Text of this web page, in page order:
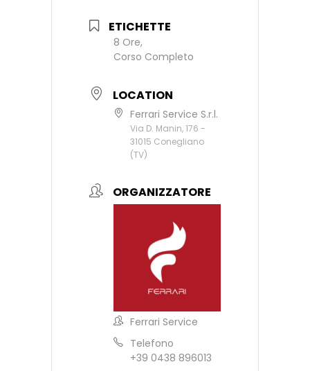
ETICHETTE
8 Ore,
Corso Completo
LOCATION
Ferrari Service S.r.l.
Via D. Manin, 176 -
31015 Conegliano
(TV)
ORGANIZZATORE
Ferrari Service
Telefono
+39 0438 896013